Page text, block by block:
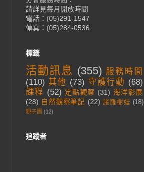
請詳見每月開放時間
電話：(05)291-1547
傳真：(05)284-0536
標籤
活動訊息 (355) 服務時間
(110) 其他 (73) 守護行動 (68)
課程 (52) 定點觀察 (31) 海洋影展
(28) 自然觀察筆記 (22) 諸羅樹蛙 (18)
親子團 (12)
追蹤者